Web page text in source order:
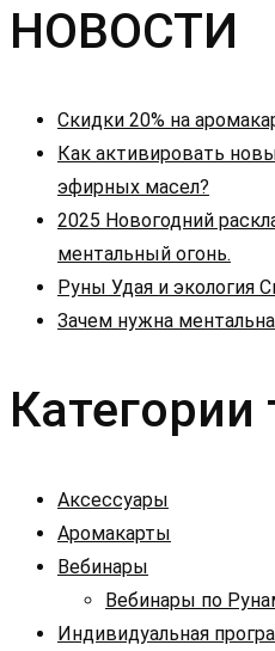
НОВОСТИ
Скидки 20% на
Как активировать
эфирных масел?
2025 Новогодний
ментальный огонь.
Руны Удая и экология
Зачем нужна
Категории
Аксессуары
Аромакарты
Вебинары
Вебинары по
Индивидуальная